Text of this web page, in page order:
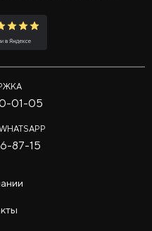
01-05
87-15